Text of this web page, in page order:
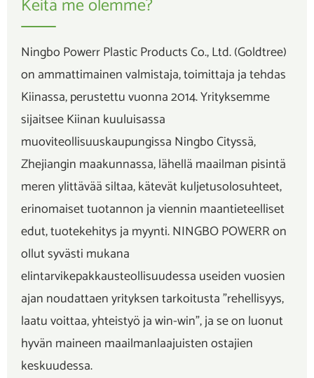
Keitä me olemme?
Ningbo Powerr Plastic Products Co., Ltd. (Goldtree)
on ammattimainen valmistaja, toimittaja ja tehdas
Kiinassa, perustettu vuonna 2014. Yrityksemme
sijaitsee Kiinan kuuluisassa
muoviteollisuuskaupungissa Ningbo Cityssä,
Zhejiangin maakunnassa, lähellä maailman pisintä
meren ylittävää siltaa, kätevät kuljetusolosuhteet,
erinomaiset tuotannon ja viennin maantieteelliset
edut, tuotekehitys ja myynti. NINGBO POWERR on
ollut syvästi mukana
elintarvikepakkausteollisuudessa useiden vuosien
ajan noudattaen yrityksen tarkoitusta "rehellisyys,
laatu voittaa, yhteistyö ja win-win", ja se on luonut
hyvän maineen maailmanlaajuisten ostajien
keskuudessa.